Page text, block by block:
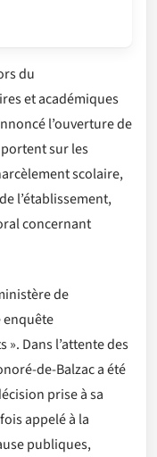
du
et académiques
l’ouverture de
sur les
scolaire,
l’établissement,
concernant
de
enquête
Dans l’attente des
de-Balzac a été
prise à sa
appelé à la
publiques,